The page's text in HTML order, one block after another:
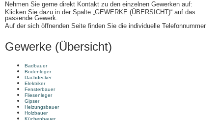
Nehmen Sie gerne direkt Kontakt zu den einzelnen Gewerken auf:
Klicken Sie dazu in der Spalte „GEWERKE (ÜBERSICHT)“ auf das
passende Gewerk.
Auf der sich öffnenden Seite finden Sie die individuelle Telefonnummer
Gewerke (Übersicht)
Badbauer
Bodenleger
Dachdecker
Elektriker
Fensterbauer
Fliesenleger
Gipser
Heizungsbauer
Holzbauer
Küchenbauer